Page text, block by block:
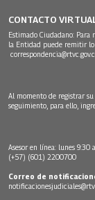
CONTACTO
Estimado Ciudadano: Para
la Entidad puede remitir
Al momento de registrar
seguimiento, para ello,
Asesor en línea: lunes 9:30
(+57) (601) 2200700
Correo de